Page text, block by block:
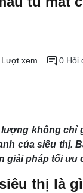
Lượt xem 0 Hỏi
không
của siêu thị.
giải pháp tối
thị là